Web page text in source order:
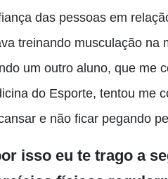
das pessoas em
treinando musculação na
um outro aluno, que me
do Esporte, tentou me
e não ficar pegando
isso eu te trago a